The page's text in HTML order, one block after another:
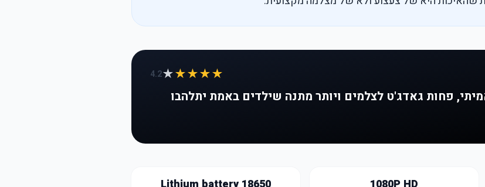
★★★★
★
4.2
פחות גאדג'ט לצלמים ויותר מתנה שילדים באמת יתלהבו